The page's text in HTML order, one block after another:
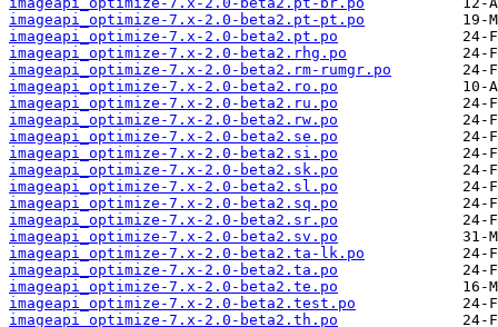
imageapi_optimize-7.x-2.0-beta2.pt-pt.po
imageapi_optimize-7.x-2.0-beta2.pt.po
imageapi_optimize-7.x-2.0-beta2.rhg.po
imageapi_optimize-7.x-2.0-beta2.rm-rumgr.po
imageapi_optimize-7.x-2.0-beta2.ro.po
imageapi_optimize-7.x-2.0-beta2.ru.po
imageapi_optimize-7.x-2.0-beta2.rw.po
imageapi_optimize-7.x-2.0-beta2.se.po
imageapi_optimize-7.x-2.0-beta2.si.po
imageapi_optimize-7.x-2.0-beta2.sk.po
imageapi_optimize-7.x-2.0-beta2.sl.po
imageapi_optimize-7.x-2.0-beta2.sq.po
imageapi_optimize-7.x-2.0-beta2.sr.po
imageapi_optimize-7.x-2.0-beta2.sv.po
imageapi_optimize-7.x-2.0-beta2.ta-lk.po
imageapi_optimize-7.x-2.0-beta2.ta.po
imageapi_optimize-7.x-2.0-beta2.te.po
imageapi_optimize-7.x-2.0-beta2.test.po
imageapi_optimize-7.x-2.0-beta2.th.po